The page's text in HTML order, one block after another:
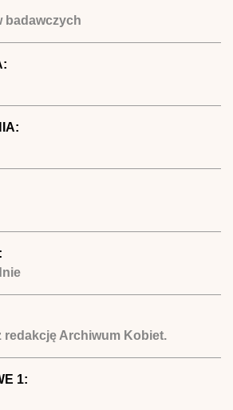
badawczych
redakcję Archiwum Kobiet.
1: